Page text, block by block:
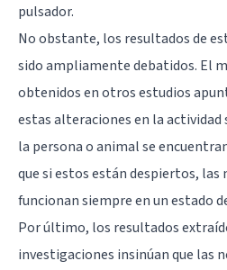
pulsador.
No obstante, los resultados de
sido ampliamente debatidos. El
obtenidos en otros estudios
estas alteraciones en la actividad
la persona o animal se
que si estos están despiertos, las
funcionan siempre en un estado
Por último, los resultados
investigaciones insinúan que las